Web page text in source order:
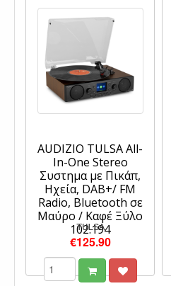
AUDIZIO TULSA All-
In-One Stereo
Συστημα με Πικάπ,
Ηχεία, DAB+/ FM
Radio, Bluetooth σε
Μαύρο / Καφέ Ξύλο
102.194
TULSA
€125.90